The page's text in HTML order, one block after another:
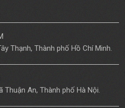
Thạnh, Thành phố Hồ Chí Minh.
Thuận An, Thành phố Hà Nội.